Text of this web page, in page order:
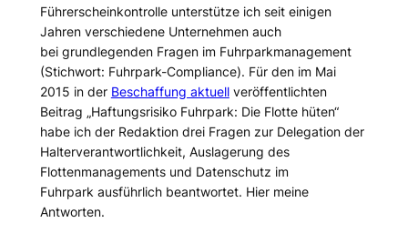
Führerscheinkontrolle unterstütze ich seit einigen
Jahren verschiedene Unternehmen auch
bei grundlegenden Fragen im Fuhrparkmanagement
(Stichwort: Fuhrpark-Compliance). Für den im Mai
2015 in der Beschaffung aktuellveröffentlichten
Beitrag „Haftungsrisiko Fuhrpark: Die Flotte hüten“
habe ich der Redaktion drei Fragen zur Delegation der
Halterverantwortlichkeit, Auslagerung des
Flottenmanagements und Datenschutz im
Fuhrpark ausführlich beantwortet. Hier meine
Antworten.